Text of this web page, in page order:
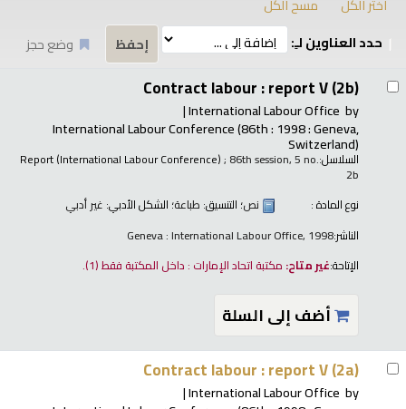
حدد العناوين لـِ:
وضع حجز
Contract labour : report V (2b)
by
International Labour Office
International Labour Conference(86th : 1998 : Geneva,
Switzerland)
السلاسل: Report (International Labour Conference); 86th session, 5 no.
2b
نوع المادة :
نص؛ التنسيق: طباعة؛ الشكل الأدبي: غير أدبي
الناشر:Geneva : International Labour Office, 1998
الإتاحة:غير متاح: مكتبة اتحاد الإمارات : داخل المكتبة فقط(1).
أضف إلى السلة
Contract labour : report V (2a)
by
International Labour Office